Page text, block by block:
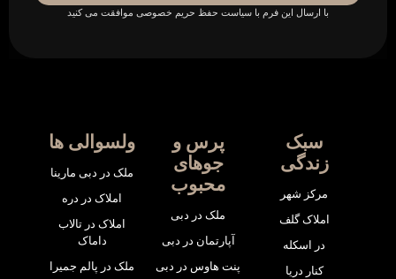
با ارسال این فرم با سیاست حفظ حریم خصوصی موافقت می کنید
ولسوالی ها
ملک در دبی مارینا
املاک در دره
املاک در تالاب
داماک
ملک در پالم جمیرا
پرس و
جوهای
محبوب
ملک در دبی
آپارتمان در دبی
پنت هاوس در دبی
سبک
زندگی
مرکز شهر
املاک گلف
در اسکله
کنار دریا